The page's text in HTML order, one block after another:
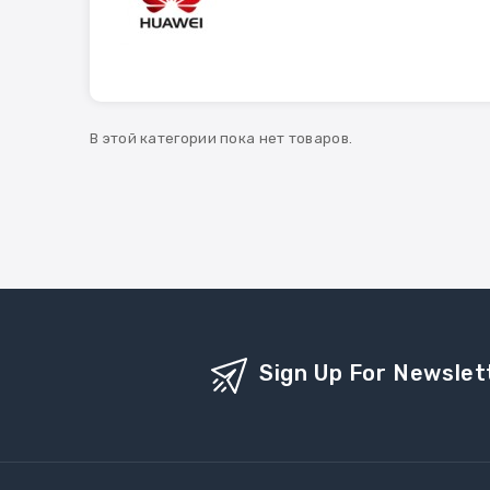
В этой категории пока нет товаров.
Sign Up For